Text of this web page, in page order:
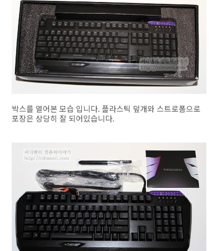
박스를 열어본 모습 입니다. 플라스틱 덮개와 스트로폼으로
포장은 상당히 잘 되어있습니다.